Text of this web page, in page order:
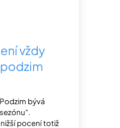
vždy
bývá
pocení totiž